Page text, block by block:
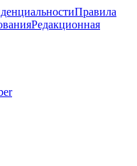
Правила
Редакционная